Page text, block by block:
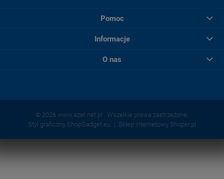
Pomoc
Informacje
O nas
© 2026 www.azet.net.pl . Wszelkie prawa zastrzeżone.
Styl graficzny ShopGadget.eu
Sklep internetowy Shoper.pl